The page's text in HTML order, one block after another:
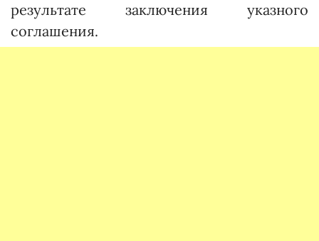
результате заключения указного
соглашения.